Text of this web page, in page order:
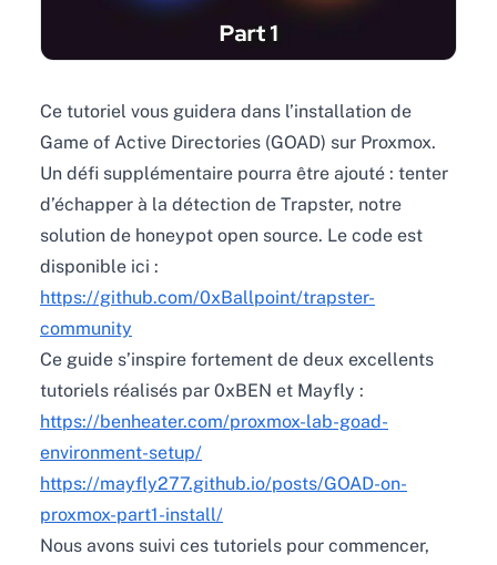
Ce tutoriel vous guidera dans l’installation de
Game of Active Directories (GOAD) sur Proxmox.
Un défi supplémentaire pourra être ajouté : tenter
d’échapper à la détection de Trapster, notre
solution de honeypot open source. Le code est
disponible ici :
https://github.com/0xBallpoint/trapster-
community
Ce guide s’inspire fortement de deux excellents
tutoriels réalisés par 0xBEN et Mayfly :
https://benheater.com/proxmox-lab-goad-
environment-setup/
https://mayfly277.github.io/posts/GOAD-on-
proxmox-part1-install/
Nous avons suivi ces tutoriels pour commencer,